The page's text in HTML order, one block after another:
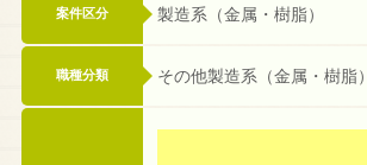
案件区分 製造系（金属・樹脂）
職種分類 その他製造系（金属・樹脂）